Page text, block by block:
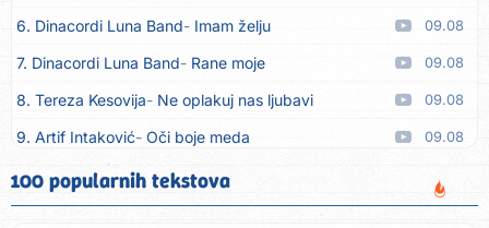
6. Dinacordi Luna Band Imam želju 09.08
7. Dinacordi Luna Band Rane moje 09.08
8. Tereza Kesovija Ne oplakuj nas ljubavi 09.08
9. Artif Intaković Oči boje meda 09.08
10. Rifat Tepić Iza tamnih zavjesa
11. Dinacordi Luna Band Srce svoje neću drugoj dati 09.08
100 popularnih tekstova